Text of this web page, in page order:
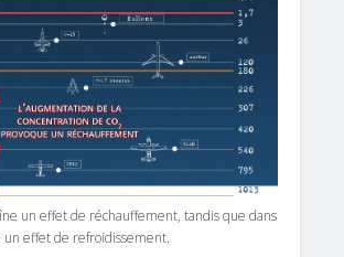
un effet de réchauffement, tandis que dans
effet de refroidissement.